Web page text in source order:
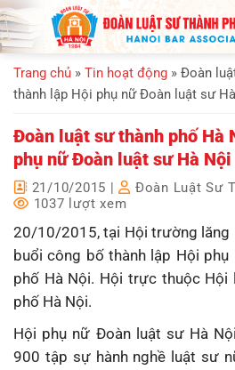
Bỏ
qua
nội
dung
Trang chủ » Tin hoạt động » Đoàn
thành lập Hội phụ nữ Đoàn luật sư
Đoàn luật sư thành phố Hà
phụ nữ Đoàn luật sư Hà Nội
21/10/2015 | Đoàn Luật Sư
1037 lượt xem
20/10/2015, tại Hội trường lăng
buổi công bố thành lập Hội
phố Hà Nội. Hội trực thuộc Hội
phố Hà Nội.
Hội phụ nữ Đoàn luật sư Hà
900 tập sự hành nghề luật sư